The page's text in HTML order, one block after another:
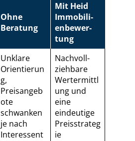
Ohne
Beratung
Mit Heid
Im­mo­bi­li­
en­be­wer­
tung
Unklare
Orientierun
g,
Preisangeb
ote
schwanken
je nach
Interessent
Nach­voll­
zieh­ba­re
Wertermittl
ung und
eine
eindeutige
Preisstrateg
ie